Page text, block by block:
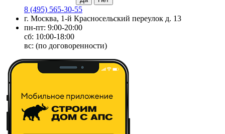
8 (495) 565-30-55
г. Москва, 1-й Красносельский переулок д. 13
пн-пт: 9:00-20:00
сб: 10:00-18:00
вс: (по договоренности)